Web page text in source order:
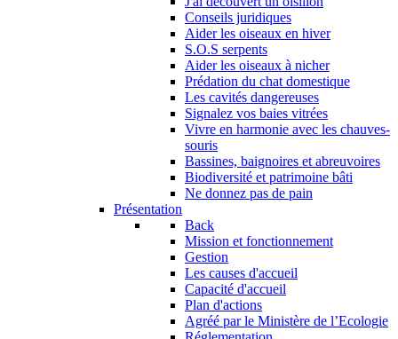
Conseils juridiques
Aider les oiseaux en hiver
S.O.S serpents
Aider les oiseaux à nicher
Prédation du chat domestique
Les cavités dangereuses
Signalez vos baies vitrées
Vivre en harmonie avec les chauves-
souris
Bassines, baignoires et abreuvoires
Biodiversité et patrimoine bâti
Ne donnez pas de pain
Présentation
Back
Mission et fonctionnement
Gestion
Les causes d'accueil
Capacité d'accueil
Plan d'actions
Agréé par le Ministère de l’Ecologie